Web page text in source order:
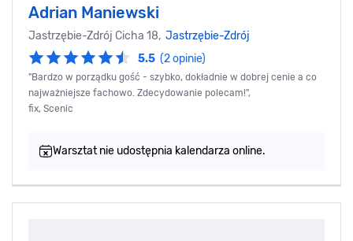
Adrian Maniewski
Jastrzębie-Zdrój Cicha 18, Jastrzębie-Zdrój
5.5 (2 opinie)
"Bardzo w porządku gość - szybko, dokładnie w dobrej cenie a co
najważniejsze fachowo. Zdecydowanie polecam!",
fix, Scenic
Warsztat nie udostępnia kalendarza online.